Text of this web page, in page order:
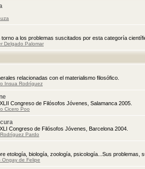
torno a los problemas suscitados por esta categoría
Delgado Palomar
relacionadas con el materialismo filosófico.
Insua Rodríguez
Congreso de Filósofos Jóvenes, Salamanca 2005.
Cicero Poo
Congreso de Filósofos Jóvenes, Barcelona 2004.
Pardo
etología, biología, zoología, psicología...Sus problemas,
Ongay de Felipe